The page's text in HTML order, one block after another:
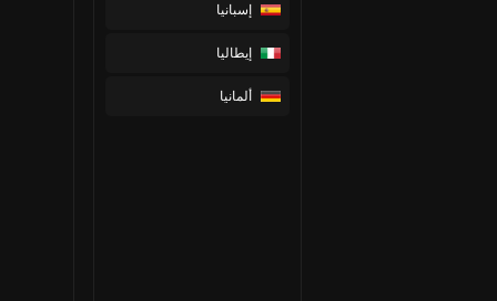
إسبانيا
إيطاليا
ألمانيا